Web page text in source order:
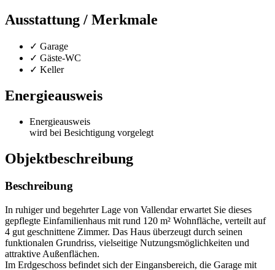
Ausstattung / Merkmale
✓ Garage
✓ Gäste-WC
✓ Keller
Energieausweis
Energieausweis
wird bei Besichtigung vorgelegt
Objekt­beschreibung
Beschreibung
In ruhiger und begehrter Lage von Vallendar erwartet Sie dieses
gepflegte Einfamilienhaus mit rund 120 m² Wohnfläche, verteilt auf
4 gut geschnittene Zimmer. Das Haus überzeugt durch seinen
funktionalen Grundriss, vielseitige Nutzungsmöglichkeiten und
attraktive Außenflächen.
Im Erdgeschoss befindet sich der Eingansbereich, die Garage mit